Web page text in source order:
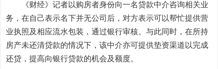
《财经》记者以购房者身份向一名贷款中介咨询相关业
务，在自己表示名下并无公司后，对方表示可以帮忙提供营
业执照及相应流水包装，通过银行审核。与此同时，在所持
房产未还清贷款的情况下，该中介亦可提供垫资渠道以完成
还贷，提高向银行贷款的机会及额度。